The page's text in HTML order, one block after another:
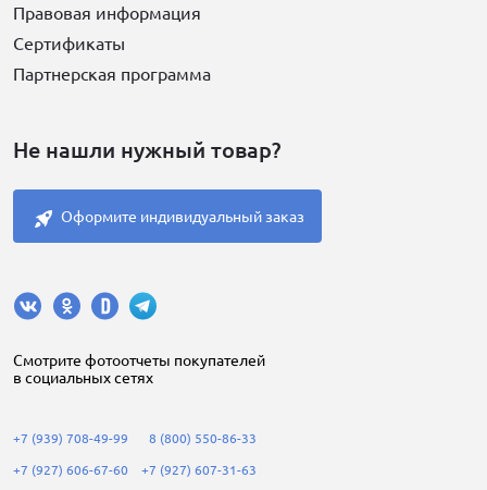
Правовая информация
Сертификаты
Партнерская программа
Не нашли нужный товар?
Оформите индивидуальный заказ
Cмотрите фотоотчеты покупателей
в социальных сетях
+7 (939) 708-49-99
+7 (927) 606-67-60
8 (800) 550-86-33
+7 (927) 607-31-63